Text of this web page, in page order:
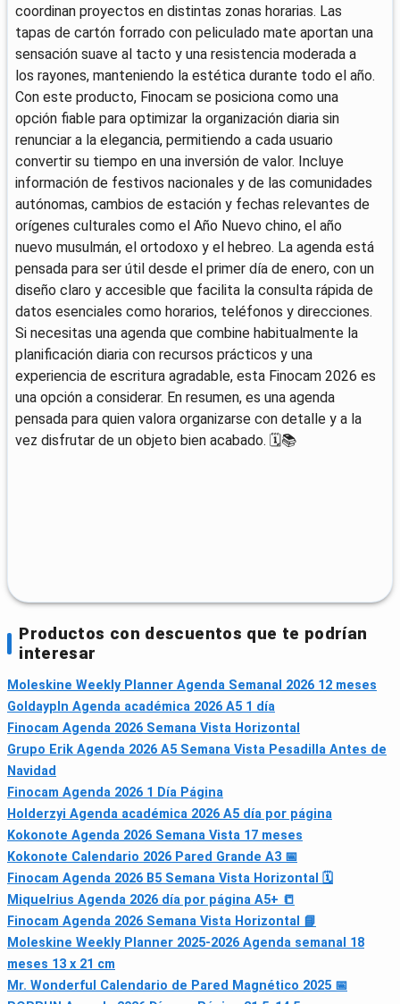
coordinan proyectos en distintas zonas horarias. Las
tapas de cartón forrado con peliculado mate aportan una
sensación suave al tacto y una resistencia moderada a
los rayones, manteniendo la estética durante todo el año.
Con este producto, Finocam se posiciona como una
opción fiable para optimizar la organización diaria sin
renunciar a la elegancia, permitiendo a cada usuario
convertir su tiempo en una inversión de valor. Incluye
información de festivos nacionales y de las comunidades
autónomas, cambios de estación y fechas relevantes de
orígenes culturales como el Año Nuevo chino, el año
nuevo musulmán, el ortodoxo y el hebreo. La agenda está
pensada para ser útil desde el primer día de enero, con un
diseño claro y accesible que facilita la consulta rápida de
datos esenciales como horarios, teléfonos y direcciones.
Si necesitas una agenda que combine habitualmente la
planificación diaria con recursos prácticos y una
experiencia de escritura agradable, esta Finocam 2026 es
una opción a considerar. En resumen, es una agenda
pensada para quien valora organizarse con detalle y a la
vez disfrutar de un objeto bien acabado. 🗓️📚
Productos con descuentos que te podrían
interesar
Moleskine Weekly Planner Agenda Semanal 2026 12 meses
Goldaypln Agenda académica 2026 A5 1 día
Finocam Agenda 2026 Semana Vista Horizontal
Grupo Erik Agenda 2026 A5 Semana Vista Pesadilla Antes de
Navidad
Finocam Agenda 2026 1 Día Página
Holderzyi Agenda académica 2026 A5 día por página
Kokonote Agenda 2026 Semana Vista 17 meses
Kokonote Calendario 2026 Pared Grande A3 📅
Finocam Agenda 2026 B5 Semana Vista Horizontal 🗓
Miquelrius Agenda 2026 día por página A5+ 📒
Finocam Agenda 2026 Semana Vista Horizontal 📘
Moleskine Weekly Planner 2025-2026 Agenda semanal 18
meses 13 x 21 cm
Mr. Wonderful Calendario de Pared Magnético 2025 📅